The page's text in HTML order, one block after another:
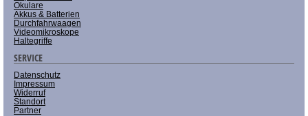
Okulare
Akkus & Batterien
Durchfahrwaagen
Videomikroskope
Haltegriffe
SERVICE
Datenschutz
Impressum
Widerruf
Standort
Partner